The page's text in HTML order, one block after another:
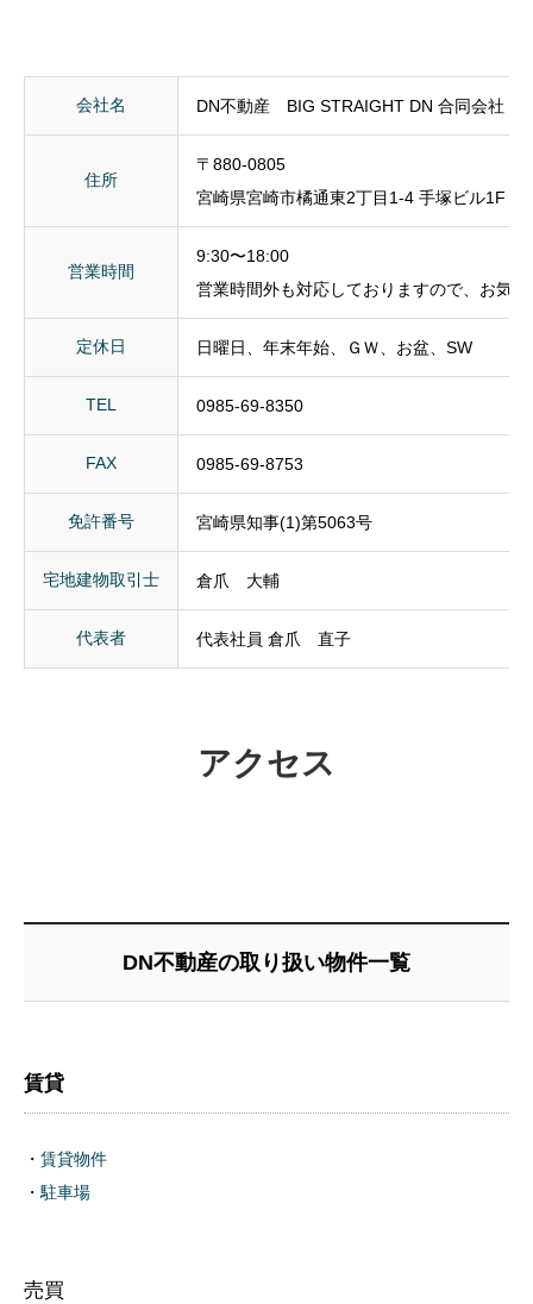
会社名 DN不動産 BIG STRAIGHT DN 合同会社
住所
〒880-0805
宮崎県宮崎市橘通東2丁目1-4 手塚ビル1F
営業時間
9:30〜18:00
営業時間外も対応しておりますので、お気
定休日 日曜日、年末年始、ＧＷ、お盆、SW
TEL 0985-69-8350
FAX 0985-69-8753
免許番号 宮崎県知事(1)第5063号
宅地建物取引士 倉爪 大輔
代表者 代表社員 倉爪 直子
アクセス
DN不動産の取り扱い物件一覧
賃貸
・ 賃貸物件
・駐車場
売買